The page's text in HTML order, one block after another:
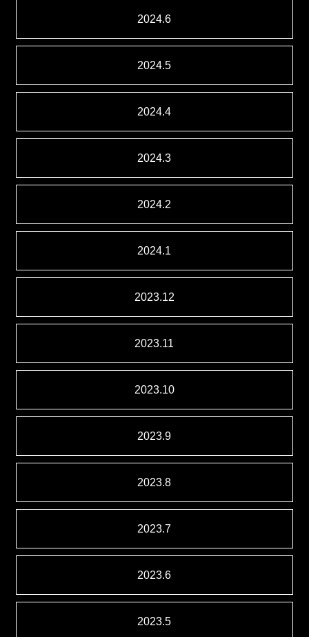
2024.6
2024.5
2024.4
2024.3
2024.2
2024.1
2023.12
2023.11
2023.10
2023.9
2023.8
2023.7
2023.6
2023.5